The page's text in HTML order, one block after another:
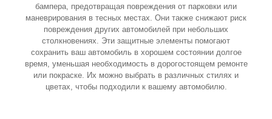
бампера, предотвращая повреждения от парковки или
маневрирования в тесных местах. Они также снижают риск
повреждения других автомобилей при небольших
столкновениях. Эти защитные элементы помогают
сохранить ваш автомобиль в хорошем состоянии долгое
время, уменьшая необходимость в дорогостоящем ремонте
или покраске. Их можно выбрать в различных стилях и
цветах, чтобы подходили к вашему автомобилю.